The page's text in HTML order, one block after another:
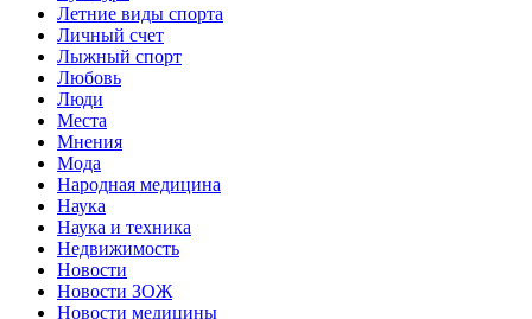
Летние виды спорта
Личный счет
Лыжный спорт
Любовь
Люди
Места
Мнения
Мода
Народная медицина
Наука
Наука и техника
Недвижимость
Новости
Новости ЗОЖ
Новости медицины